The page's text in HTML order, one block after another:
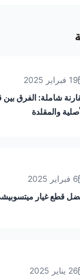
19 فبراير 2025
شاملة: الفرق
والمقلدة
6 فبراير 2025
قطع غيار
26 يناير 2025